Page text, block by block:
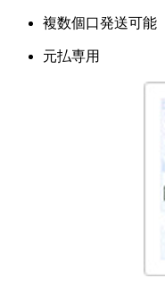
複数個口発送可能
元払専用